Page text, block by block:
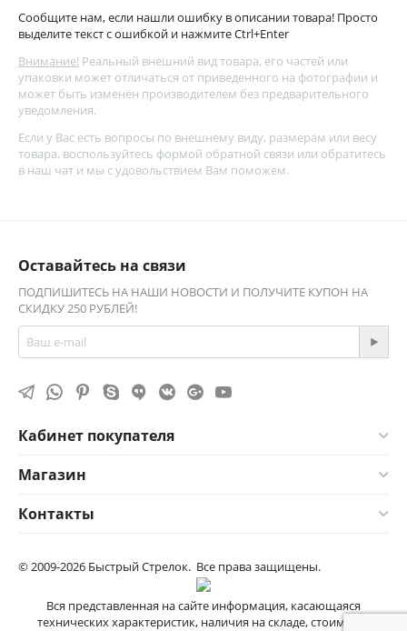
Сообщите нам, если нашли ошибку в описании товара! Просто
выделите текст с ошибкой и нажмите Ctrl+Enter
Внимание! Реальный внешний вид товара, его частей или
упаковки может отличаться от приведенного на фотографии и
может быть изменён производителем без предварительного
уведомления.
Если у Вас есть вопросы по внешнему виду, размерам или весу
товара, воспользуйтесь формой обратной связи или обратитесь
в наш чат и мы с удовольствием Вам поможем.
Оставайтесь на связи
ПОДПИШИТЕСЬ НА НАШИ НОВОСТИ И ПОЛУЧИТЕ КУПОН НА
СКИДКУ 250 РУБЛЕЙ!
Кабинет покупателя
Магазин
Контакты
© 2009-2026 Быстрый Стрелок. Все права защищены.
Вся представленная на сайте информация, касающаяся
технических характеристик, наличия на складе, стоимости